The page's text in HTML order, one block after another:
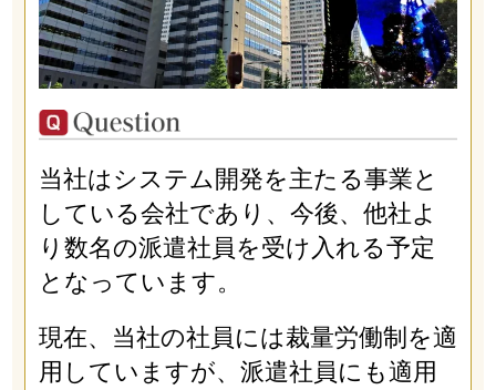
当社はシステム開発を主たる事業と
している会社であり、今後、他社よ
り数名の派遣社員を受け入れる予定
となっています。
現在、当社の社員には裁量労働制を適
用していますが、派遣社員にも適用